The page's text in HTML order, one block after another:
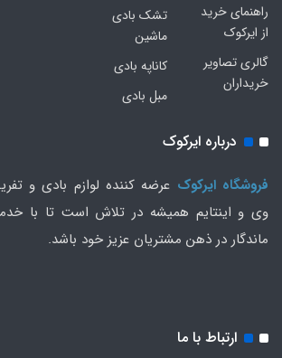
راهنمای خرید
از ایرکوک
گالری تصاویر
خریداران
تشک بادی
ماشین
کاناپه بادی
مبل بادی
درباره ایرکوک
فروشگاه ایرکوک عرضه کننده لوازم بادی و
وی و اینتایم همیشه در تلاش است تا با
ماندگار در ذهن مشتریان عزیز خود باشد.
ارتباط با ما